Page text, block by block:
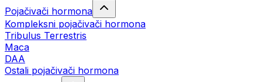
Pojačivači hormona
Kompleksni pojačivači hormona
Tribulus Terrestris
Maca
DAA
Ostali pojačivači hormona